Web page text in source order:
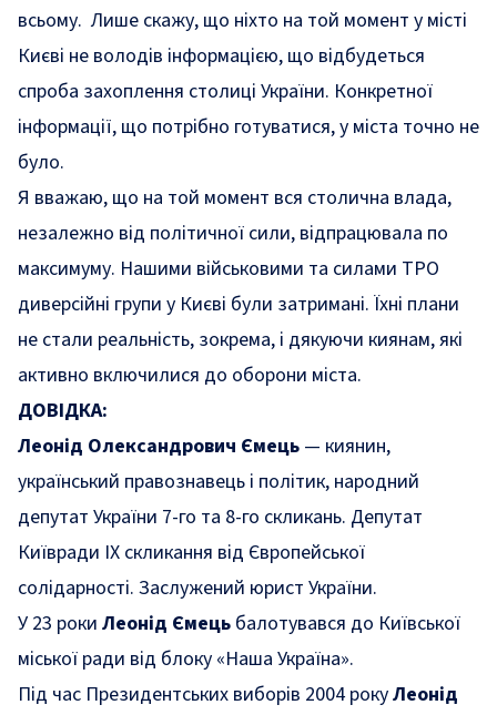
всьому. Лише скажу, що ніхто на той момент у місті
Києві не володів інформацією, що відбудеться
спроба захоплення столиці України. Конкретної
інформації, що потрібно готуватися, у міста точно не
було.
Я вважаю, що на той момент вся столична влада,
незалежно від політичної сили, відпрацювала по
максимуму. Нашими військовими та силами ТРО
диверсійні групи у Києві були затримані. Їхні плани
не стали реальність, зокрема, і дякуючи киянам, які
активно включилися до оборони міста.
ДОВІДКА:
Леонід Олександрович Ємець — киянин,
український правознавець і політик, народний
депутат України 7-го та 8-го скликань. Депутат
Київради ІХ скликання від Європейської
солідарності. Заслужений юрист України.
У 23 роки Леонід Ємець балотувався до Київської
міської ради від блоку «Наша Україна».
Під час Президентських виборів 2004 рокуЛеонід